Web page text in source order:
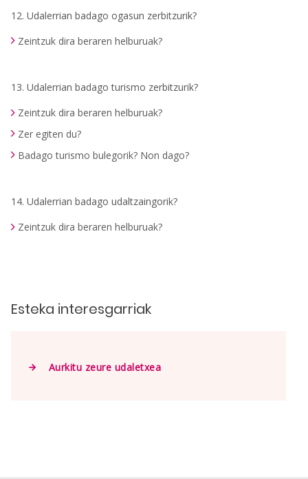
12. Udalerrian badago ogasun zerbitzurik?
Zeintzuk dira beraren helburuak?
13. Udalerrian badago turismo zerbitzurik?
Zeintzuk dira beraren helburuak?
Zer egiten du?
Badago turismo bulegorik? Non dago?
14. Udalerrian badago udaltzaingorik?
Zeintzuk dira beraren helburuak?
Esteka interesgarriak
Aurkitu zeure udaletxea